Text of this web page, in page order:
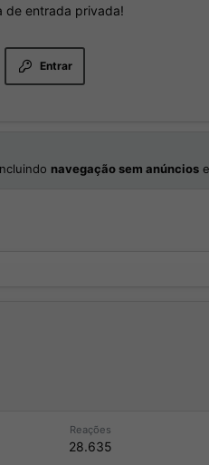
de entrada privada!
Entrar
navegação sem anúncios e
Reações
28.635